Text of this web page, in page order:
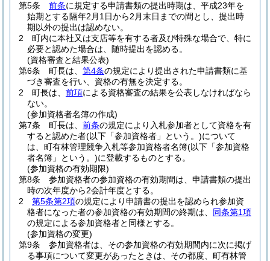
第5条
前条に規定する申請書類の提出時期は、平成23年を
始期とする隔年2月1日から2月末日までの間とし、提出時
期以外の提出は認めない。
2
町内に本社又は支店等を有する者及び特殊な場合で、特に
必要と認めた場合は、随時提出を認める。
(資格審査と結果公表)
第6条
町長は、 第4条の規定により提出された申請書類に基
づき審査を行い、資格の有無を決定する。
2
町長は、 前項による資格審査の結果を公表しなければなら
ない。
(参加資格者名簿の作成)
第7条
町長は、 前条の規定により入札参加者として資格を有
すると認めた者(以下「参加資格者」という。)について
は、町有林管理競争入札等参加資格者名簿(以下「参加資格
者名簿」という。)に登載するものとする。
(参加資格の有効期限)
第8条
参加資格者の参加資格の有効期間は、申請書類の提出
時の次年度から2会計年度とする。
2
第5条第2項の規定により申請書の提出を認められ参加資
格者になった者の参加資格の有効期間の終期は、 同条第1項
の規定による参加資格者と同様とする。
(参加資格の変更)
第9条
参加資格者は、その参加資格の有効期間内に次に掲げ
る事項について変更があったときは、その都度、町有林管